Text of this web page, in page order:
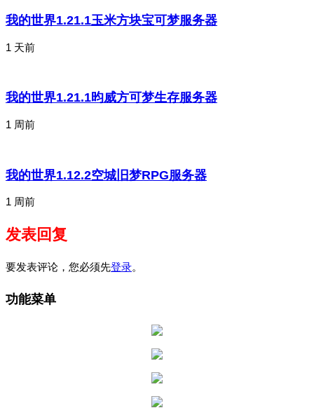
我的世界1.21.1玉米方块宝可梦服务器
1 天前
我的世界1.21.1昀威方可梦生存服务器
1 周前
我的世界1.12.2空城旧梦RPG服务器
1 周前
发表回复
要发表评论，您必须先登录。
功能菜单